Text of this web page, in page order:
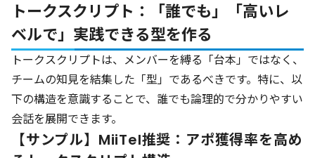
トークスクリプト：「誰でも」「高いレ
ベルで」実践できる型を作る
トークスクリプトは、メンバーを縛る「台本」ではなく、
チームの知見を結集した「型」であるべきです。特に、以
下の構造を意識することで、誰でも論理的で分かりやすい
会話を展開できます。
【サンプル】MiiTel推奨：アポ獲得率を高め